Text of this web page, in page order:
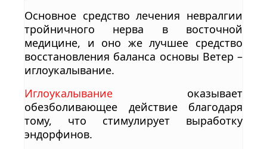
Основное средство лечения невралгии
тройничного нерва в восточной
медицине, и оно же лучшее средство
восстановления баланса основы Ветер –
иглоукалывание.
Иглоукалывание оказывает
обезболивающее действие благодаря
тому, что стимулирует выработку
эндорфинов.